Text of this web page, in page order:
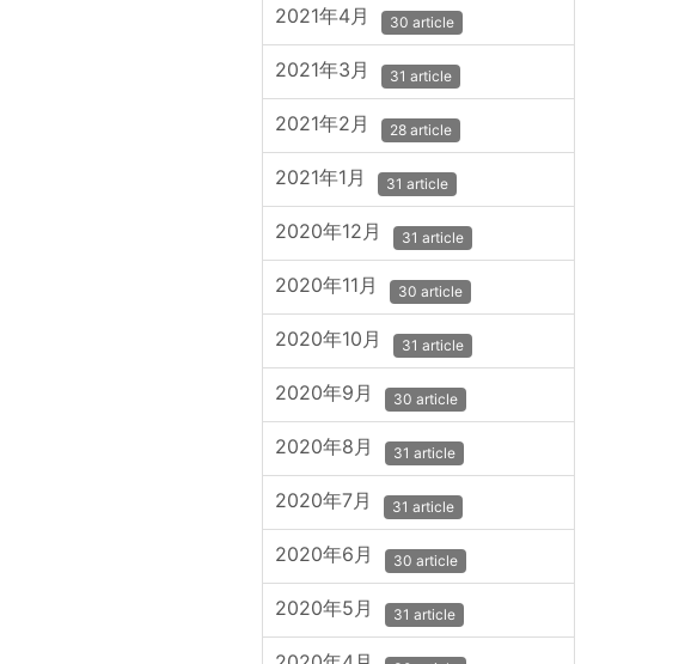
2021年4月 30 article
2021年3月 31 article
2021年2月 28 article
2021年1月 31 article
2020年12月 31 article
2020年11月 30 article
2020年10月 31 article
2020年9月 30 article
2020年8月 31 article
2020年7月 31 article
2020年6月 30 article
2020年5月 31 article